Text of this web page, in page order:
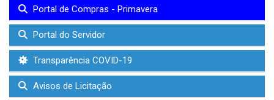
Portal de Compras - Primavera
Portal do Servidor
Transparência COVID-19
Avisos de Licitação